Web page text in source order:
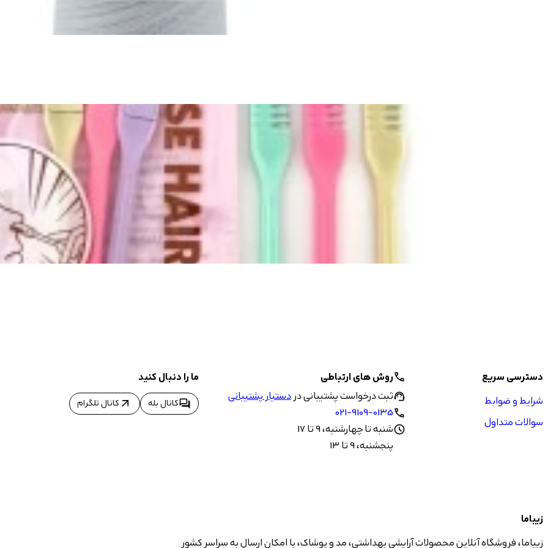
دسترسی سریع
شرایط و ضوابط
سوالات متداول
callروش های ارتباطی
support_agentثبت درخواست پشتیبانی دردستیار پشتیبانی
call
021-9109-0135
scheduleشنبه تا چهارشنبه، 9 تا 17
پنجشنبه، 9 تا 13
ما را دنبال کنید
forumکانال بله arrow_outward کانال تلگرام
زیباما
زیباما، فروشگاه آنلاین محصولات آرایشی بهداشتی، مد و پوشاک، با امکان ارسال به سراسر کشور